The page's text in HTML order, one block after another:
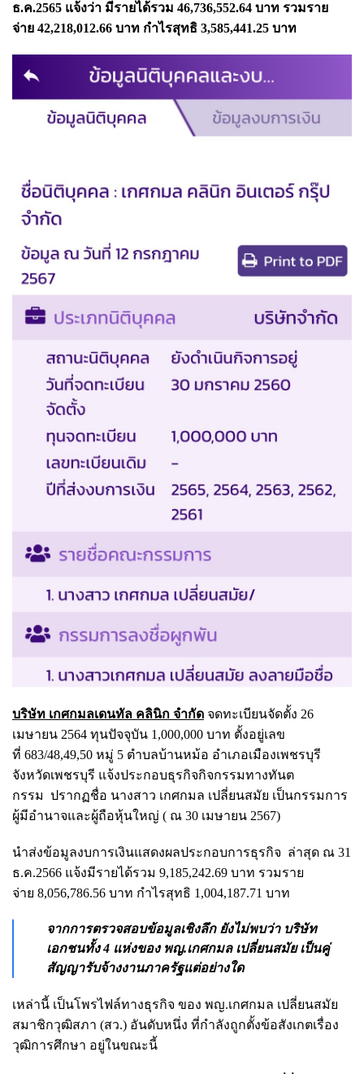
ธ.ค.2565 แจ้งว่า มีรายได้รวม 46,736,552.64 บาท รวมราย
จ่าย 42,218,012.66 บาท กำไรสุทธิ 3,585,441.25 บาท
บริษัท เกศกมลเดนทัล คลินิก จำกัด จดทะเบียนจัดตั้ง 26
เมษายน 2564 ทุนปัจจุบัน 1,000,000 บาท ตั้งอยู่เลข
ที่ 683/48,49,50 หมู่ 5 ตำบลบ้านหม้อ อำเภอเมืองเพชรบุรี
จังหวัดเพชรบุรี แจ้งประกอบธุรกิจกิจกรรมทางทันต
กรรม ปรากฏชื่อ นางสาว เกศกมล เปลี่ยนสมัย เป็นกรรมการ
ผู้มีอำนาจและผู้ถือหุ้นใหญ่ ( ณ 30 เมษายน 2567)
นำส่งข้อมูลงบการเงินแสดงผลประกอบการธุรกิจ ล่าสุด ณ 31
ธ.ค.2566 แจ้งมีรายได้รวม 9,185,242.69 บาท รวมราย
จ่าย 8,056,786.56 บาท กำไรสุทธิ 1,004,187.71 บาท
จากการตรวจสอบข้อมูลเชิงลึก ยังไม่พบว่า บริษัท
เอกชนทั้ง 4 แห่งของ พญ.เกศกมล เปลี่ยนสมัย เป็นคู่
สัญญารับจ้างงานภาครัฐแต่อย่างใด
เหล่านี้ เป็นโพรไฟล์ทางธุรกิจ ของ พญ.เกศกมล เปลี่ยนสมัย
สมาชิกวุฒิสภา (สว.) อันดับหนึ่ง ที่กำลังถูกตั้งข้อสังเกตเรื่อง
วุฒิการศึกษา อยู่ในขณะนี้